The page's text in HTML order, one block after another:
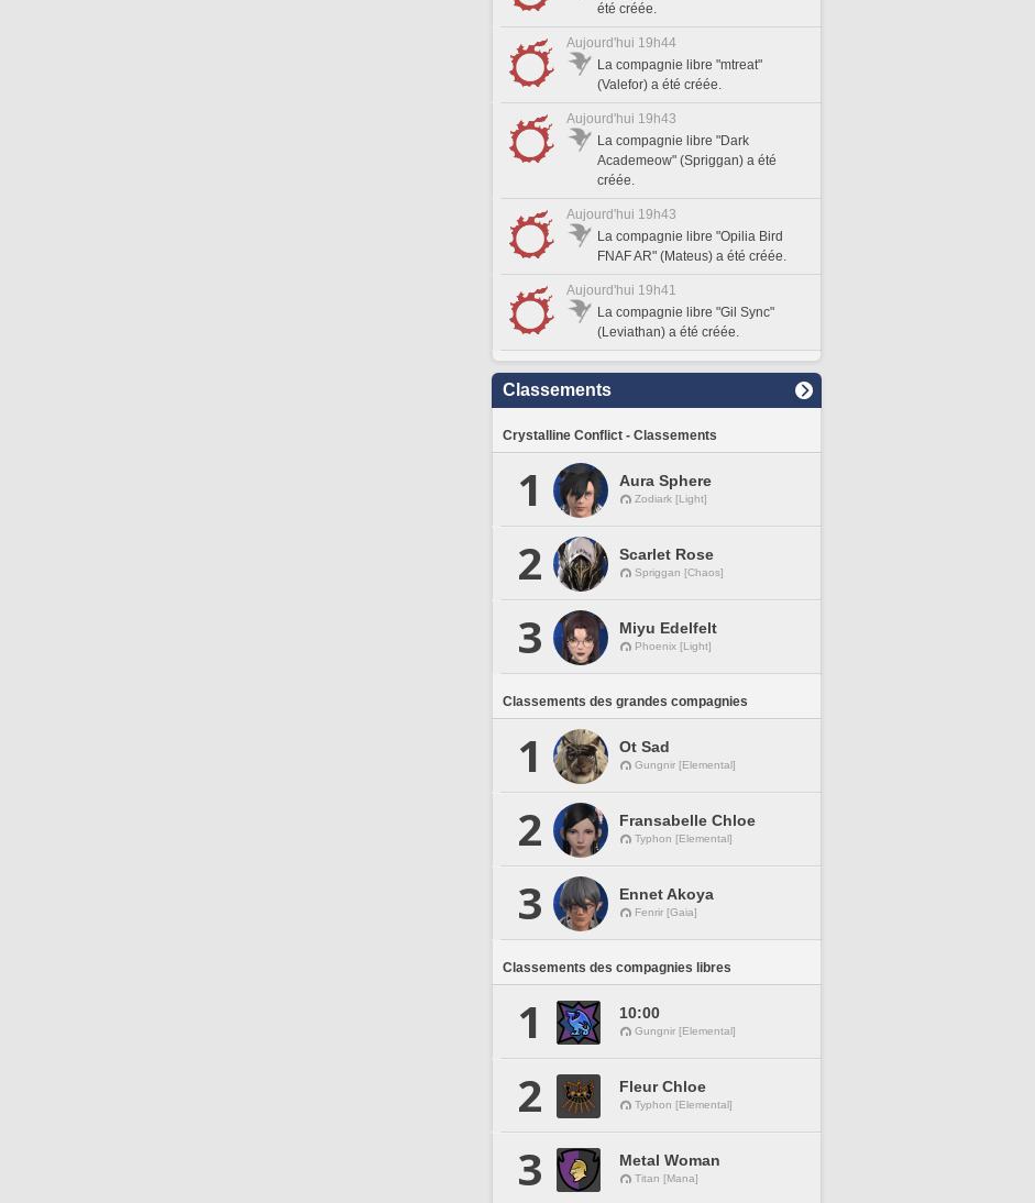
été créée.
Aujourd'hui 19h44
La compagnie libre "mtreat"
(Valefor) a été créée.
Aujourd'hui 19h43
La compagnie libre "Dark
Academeow" (Spriggan) a été
créée.
Aujourd'hui 19h43
La compagnie libre "Opilia Bird
FNAF AR" (Mateus) a été créée.
Aujourd'hui 19h41
La compagnie libre "Gil Sync"
(Leviathan) a été créée.
Classements
Crystalline Conflict - Classements
1 Aura Sphere
Zodiark [Light]
2 Scarlet Rose
Spriggan [Chaos]
3 Miyu Edelfelt
Phoenix [Light]
Classements des grandes compagnies
1 Ot Sad
Gungnir [Elemental]
2 Fransabelle Chloe
Typhon [Elemental]
3 Ennet Akoya
Fenrir [Gaia]
Classements des compagnies libres
1 10:00
Gungnir [Elemental]
2 Fleur Chloe
Typhon [Elemental]
3 Metal Woman
Titan [Mana]